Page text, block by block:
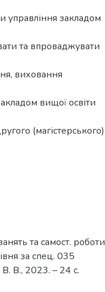
управління закладом
та впроваджувати
виховання
вищої освіти
(магістерського)
та самост. роботи
за спец. 035
В., 2023. – 24 с.